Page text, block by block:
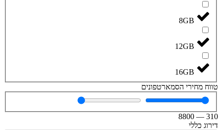
8GB
12GB
16GB
טווח מחירי הסמארטפונים
310
—
8800
דירוג כללי